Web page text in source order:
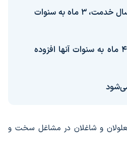
۳. افراد دارای ۲۰ تا ۲۵ سال سابقه واریز حق بیمه، به ازای هر یک سال باقی مانده تا ۳۰ سال خدمت، ۳ ماه به سنوات
۴. افراد دارای ۱۵ تا ۲۰ واریز حق بیمه، به ازای هر سال باقی مانده تا ۳۰ سال خدمت، ۴ ماه به سنوات آنها افزوده
ضمن اینکه ایثارگران، معلولان و شاغلان در مشاغل سخت و